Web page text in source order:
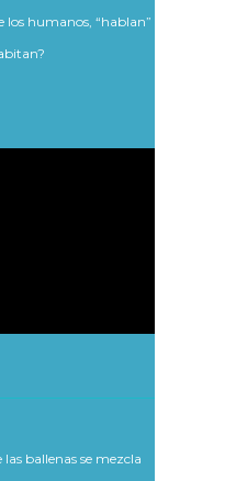
los humanos, “hablan”
ballenas se mezcla